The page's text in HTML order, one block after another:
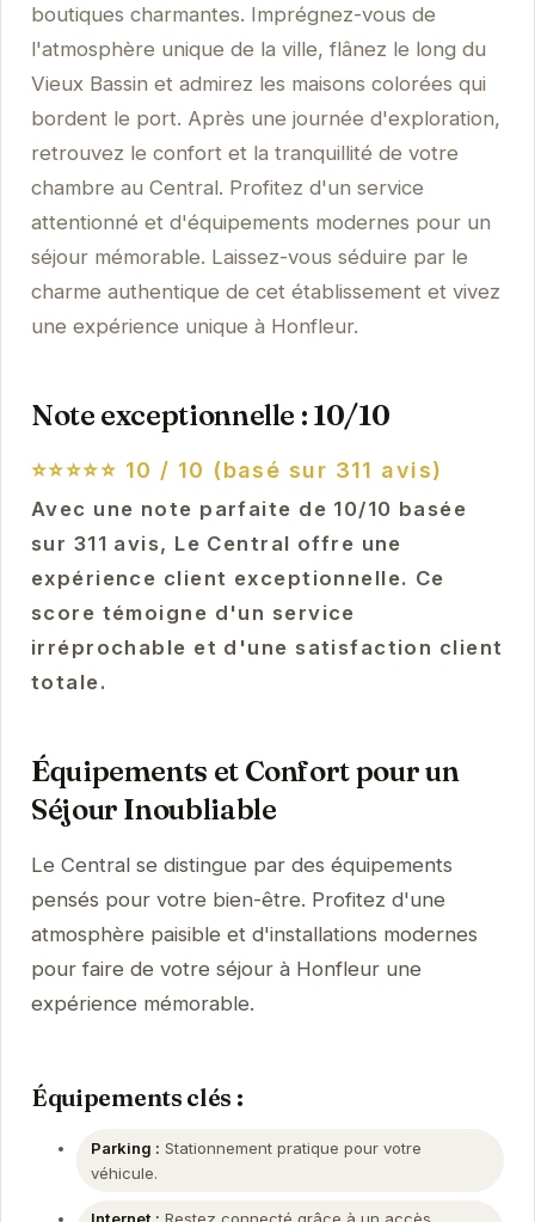
boutiques charmantes. Imprégnez-vous de
l'atmosphère unique de la ville, flânez le long du
Vieux Bassin et admirez les maisons colorées qui
bordent le port. Après une journée d'exploration,
retrouvez le confort et la tranquillité de votre
chambre au Central. Profitez d'un service
attentionné et d'équipements modernes pour un
séjour mémorable. Laissez-vous séduire par le
charme authentique de cet établissement et vivez
une expérience unique à Honfleur.
Note exceptionnelle : 10/10
⭐⭐⭐⭐⭐ 10 / 10 (basé sur 311 avis)
Avec une note parfaite de 10/10 basée
sur 311 avis, Le Central offre une
expérience client exceptionnelle. Ce
score témoigne d'un service
irréprochable et d'une satisfaction client
totale.
Équipements et Confort pour un
Séjour Inoubliable
Le Central se distingue par des équipements
pensés pour votre bien-être. Profitez d'une
atmosphère paisible et d'installations modernes
pour faire de votre séjour à Honfleur une
expérience mémorable.
Équipements clés :
Parking : Stationnement pratique pour votre
véhicule.